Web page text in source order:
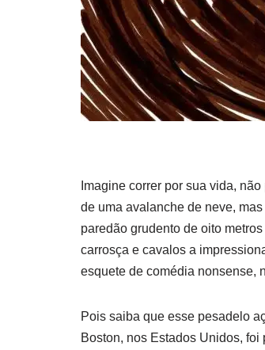
Imagine correr por sua vida,
de uma avalanche de neve,
paredão grudento de oito
carrosça e cavalos a
esquete de comédia nonsense,
Pois saiba que esse pesadelo
Boston, nos Estados Unidos,